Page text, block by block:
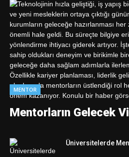
MENTOR
Mentorların Gelecek
Üniversitelerde